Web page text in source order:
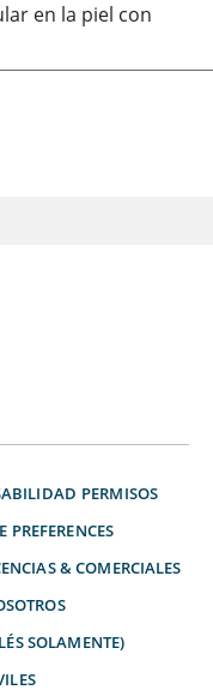
en la piel con
PERMISOS
PREFERENCES
& COMERCIALES
SOLAMENTE)